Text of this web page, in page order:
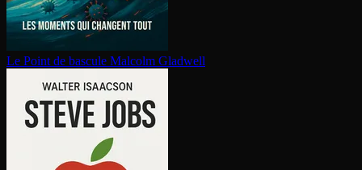
Le Point de bascule Malcolm Gladwell